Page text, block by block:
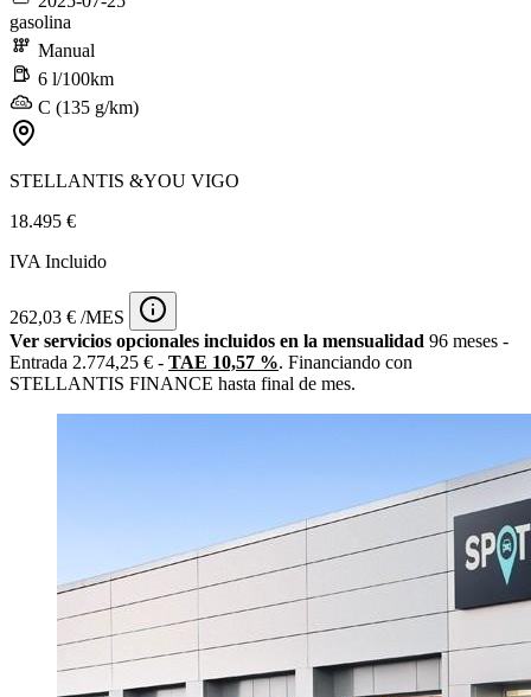
gasolina
Manual
6 l/100km
C (135 g/km)
STELLANTIS &YOU VIGO
18.495 €
IVA Incluido
262,03 € /MES
Ver servicios opcionales incluidos en la mensualidad 96 meses -
Entrada 2.774,25 € - TAE 10,57 %. Financiando con
STELLANTIS FINANCE hasta final de mes.